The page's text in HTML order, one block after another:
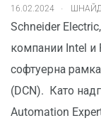
16.02.2024 .
Schneider
компании Intel и
софтуерна
(DCN). Като
Automation